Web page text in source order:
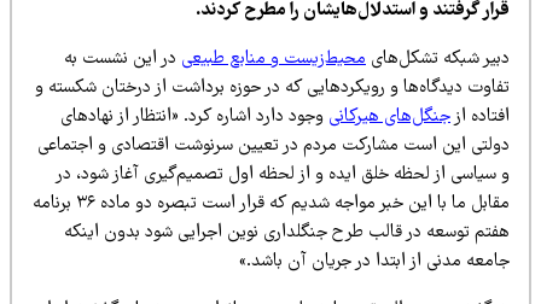
گرفتند و استدلال‌هایشان را مطرح کردند.
شبکه تشکل‌هایمحیط‌زیست و منابع طبیعیدر این نشست به
دیدگاه‌ها و رویکردهایی که در حوزه برداشت از درختان شکسته و
ازجنگل‌های هیرکانیوجود دارد اشاره کرد. «انتظار از نهادهای
این است مشارکت مردم در تعیین سرنوشت اقتصادی و اجتماعی
سیاسی از لحظه خلق ایده و از لحظه اول تصمیم‌گیری آغاز شود، در
مقابل ما با این خبر مواجه شدیم که قرار است تبصره دو ماده ۳۶ برنامه
توسعه در قالب طرح جنگلداری نوین اجرایی شود بدون اینکه
مدنی از ابتدا در جریان آن باشد.»